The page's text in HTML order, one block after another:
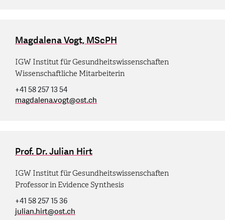
Magdalena Vogt, MScPH
IGW Institut für Gesundheitswissenschaften
Wissenschaftliche Mitarbeiterin
+41 58 257 13 54
magdalena.vogt@ost.ch
Prof. Dr. Julian Hirt
IGW Institut für Gesundheitswissenschaften
Professor in Evidence Synthesis
+41 58 257 15 36
julian.hirt@ost.ch